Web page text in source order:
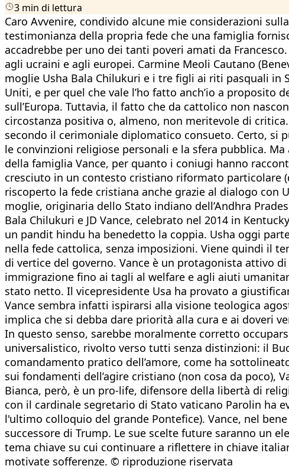
3 min di lettura
Caro Avvenire, condivido alcune mie considerazioni
testimonianza della propria fede che una famiglia
accadrebbe per uno dei tanti poveri amati da
agli ucraini e agli europei. Carmine Meoli Cautano
moglie Usha Bala Chilukuri e i tre figli ai riti pasquali in
Uniti, e per quel che vale l’ho fatto anch’io a proposito
sull’Europa. Tuttavia, il fatto che da cattolico non
circostanza positiva o, almeno, non meritevole di
secondo il cerimoniale diplomatico consueto. Certo, si
le convinzioni religiose personali e la sfera pubblica.
della famiglia Vance, per quanto i coniugi hanno
cresciuto in un contesto cristiano riformato particolare
riscoperto la fede cristiana anche grazie al dialogo con
moglie, originaria dello Stato indiano dell’Andhra
Bala Chilukuri e JD Vance, celebrato nel 2014 in
un pandit hindu ha benedetto la coppia. Usha oggi
nella fede cattolica, senza imposizioni. Viene quindi il
di vertice del governo. Vance è un protagonista attivo
immigrazione fino ai tagli al welfare e agli aiuti
stato netto. Il vicepresidente Usa ha provato a
Vance sembra infatti ispirarsi alla visione teologica
implica che si debba dare priorità alla cura e ai doveri
In questo senso, sarebbe moralmente corretto
universalistico, rivolto verso tutti senza distinzioni: il
comandamento pratico dell’amore, come ha
sui fondamenti dell’agire cristiano (non cosa da poco),
Bianca, però, è un pro-life, difensore della libertà di
con il cardinale segretario di Stato vaticano Parolin ha
l'ultimo colloquio del grande Pontefice). Vance, nel
successore di Trump. Le sue scelte future saranno un
tema chiave su cui continuare a riflettere in chiave
motivate sofferenze. © riproduzione riservata